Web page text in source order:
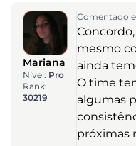
Mariana
Nível: Pro
Rank:
30219
Comentado
mesmo
ainda
O time
algumas
próximas